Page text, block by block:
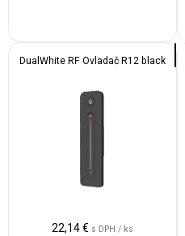
DualWhite RF Ovladač R12 black
22,14€ s DPH / ks